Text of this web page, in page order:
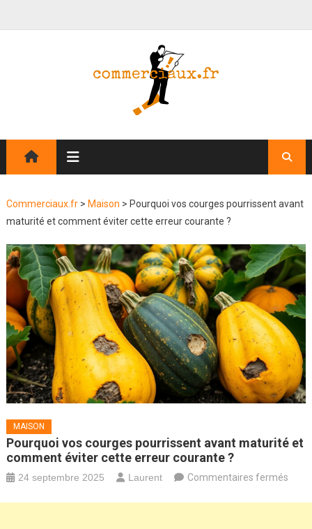
Commerciaux.fr> Maison > Pourquoi vos courges pourrissent avant
maturité et comment éviter cette erreur courante ?
MAISON
Pourquoi vos courges pourrissent avant maturité et
comment éviter cette erreur courante ?
24 septembre 2025 Laurent Commentaires ferméssur